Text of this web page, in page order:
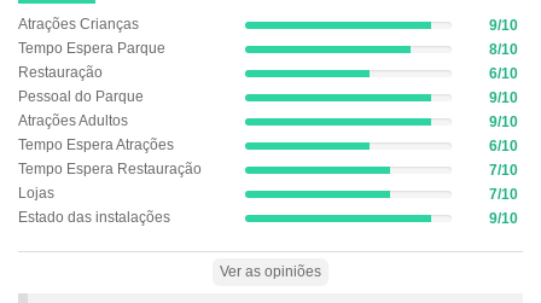
Atrações Crianças
9%
Complete
(success)
9/10
Tempo Espera Parque
8%
Complete
(success)
8/10
Restauração
6%
Complete
(success)
6/10
Pessoal do Parque
9%
Complete
(success)
9/10
Atrações Adultos
9%
Complete
(success)
9/10
Tempo Espera Atrações
6%
Complete
(success)
6/10
Tempo Espera Restauração
7%
Complete
(success)
7/10
Lojas
7%
Complete
7/10
Estado das instalações
9%
9/10
Ver as opiniões